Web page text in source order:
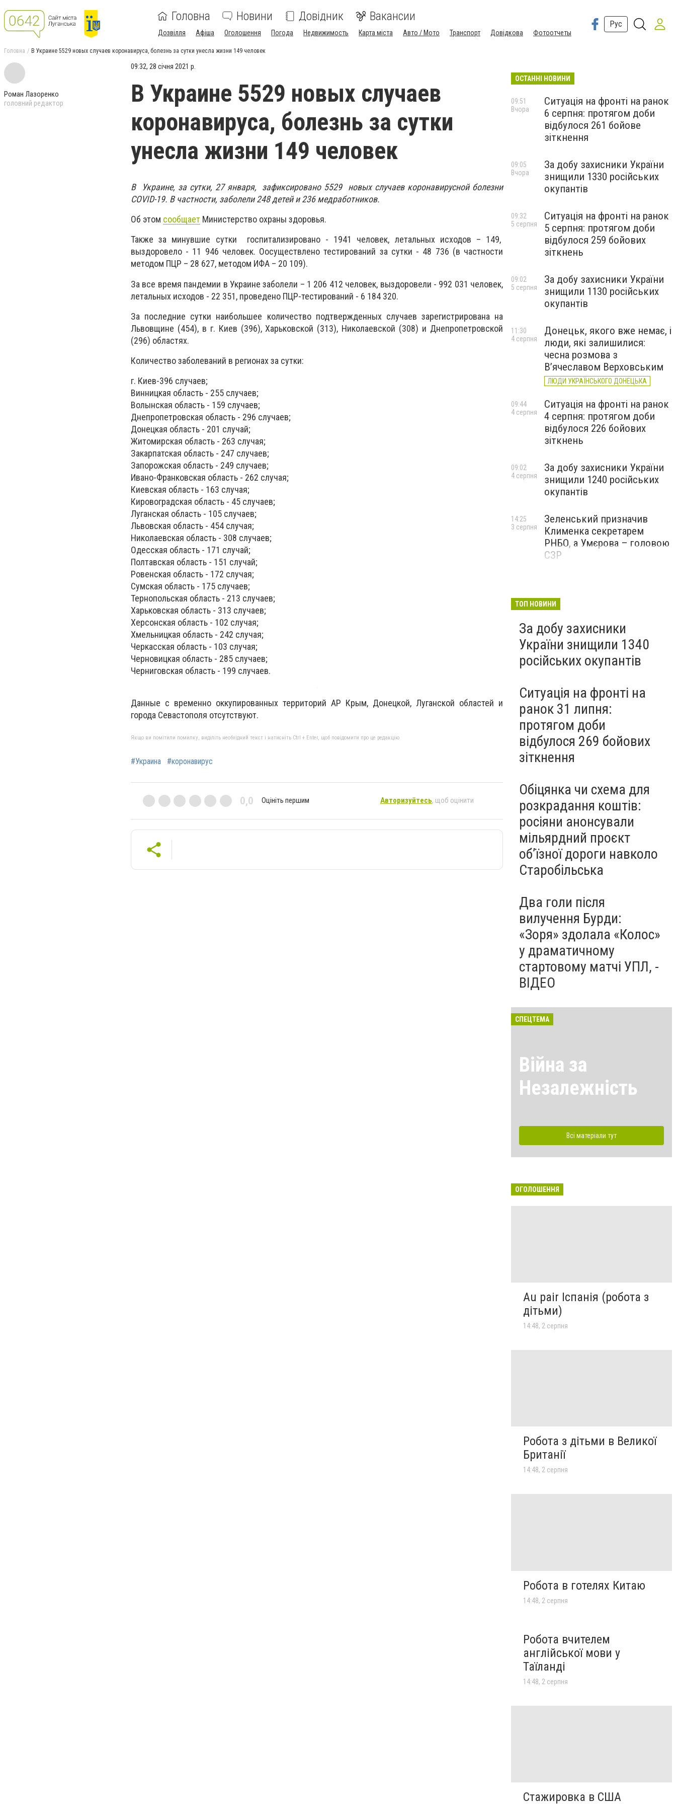
Головна Новини Довідник Вакансии
Дозвілля Афіша Оголошення Погода Недвижимость Карта міста Авто / Мото Транспорт Довідкова Фотоотчеты
Рус
Головна В Украине 5529 новых случаев коронавируса, болезнь за сутки унесла жизни 149 человек
Роман Лазоренко
головний редактор
09:32, 28 січня 2021 р.
В Украине 5529 новых случаев
коронавируса, болезнь за сутки
унесла жизни 149 человек
В Украине, за сутки, 27 января, зафиксировано 5529 новых случаев коронавирусной болезни
COVID-19. В частности, заболели 248 детей и 236 медработников.
Об этом сообщает Министерство охраны здоровья.
Также за минувшие сутки госпитализировано - 1941 человек, летальных исходов – 149,
выздоровело - 11 946 человек. Оосуществлено тестирований за сутки - 48 736 (в частности
методом ПЦР – 28 627, методом ИФА – 20 109).
За все время пандемии в Украине заболели – 1 206 412 человек, выздоровели - 992 031 человек,
летальных исходов - 22 351, проведено ПЦР-тестирований - 6 184 320.
За последние сутки наибольшее количество подтвержденных случаев зарегистрирована на
Львовщине (454), в г. Киев (396), Харьковской (313), Николаевской (308) и Днепропетровской
(296) областях.
Количество заболеваний в регионах за сутки:
г. Киев-396 случаев;
Винницкая область - 255 случаев;
Волынская область - 159 случаев;
Днепропетровская область - 296 случаев;
Донецкая область - 201 случай;
Житомирская область - 263 случая;
Закарпатская область - 247 случаев;
Запорожская область - 249 случаев;
Ивано-Франковская область - 262 случая;
Киевская область - 163 случая;
Кировоградская область - 45 случаев;
Луганская область - 105 случаев;
Львовская область - 454 случая;
Николаевская область - 308 случаев;
Одесская область - 171 случай;
Полтавская область - 151 случай;
Ровенская область - 172 случая;
Сумская область - 175 случаев;
Тернопольская область - 213 случаев;
Харьковская область - 313 случаев;
Херсонская область - 102 случая;
Хмельницкая область - 242 случая;
Черкасская область - 103 случая;
Черновицкая область - 285 случаев;
Черниговская область - 199 случаев.
Данные с временно оккупированных территорий АР Крым, Донецкой, Луганской областей и
города Севастополя отсутствуют.
Якщо ви помітили помилку, виділіть необхідний текст і натисніть Ctrl + Enter, щоб повідомити про це редакцію
#Украина #коронавирус
0,0 Оцініть першим Авторизуйтесь, щоб оцінити
ОСТАННІ НОВИНИ
Ситуація на фронті на ранок
6 серпня: протягом доби
відбулося 261 бойове
зіткнення
09:51
Вчора
За добу захисники України
знищили 1330 російських
окупантів
09:05
Вчора
Ситуація на фронті на ранок
5 серпня: протягом доби
відбулося 259 бойових
зіткнень
09:32
5 серпня
За добу захисники України
знищили 1130 російських
окупантів
09:02
5 серпня
Донецьк, якого вже немає, і
люди, які залишилися:
чесна розмова з
В’ячеславом Верховським
ЛЮДИ УКРАЇНСЬКОГО ДОНЕЦЬКА
11:30
4 серпня
Ситуація на фронті на ранок
4 серпня: протягом доби
відбулося 226 бойових
зіткнень
09:44
4 серпня
За добу захисники України
знищили 1240 російських
окупантів
09:02
4 серпня
Зеленський призначив
Клименка секретарем
РНБО, а Умєрова – головою
СЗР
14:25
3 серпня
ТОП НОВИНИ
За добу захисники
України знищили 1340
російських окупантів
Ситуація на фронті на
ранок 31 липня:
протягом доби
відбулося 269 бойових
зіткнення
Обіцянка чи схема для
розкрадання коштів:
росіяни анонсували
мільярдний проєкт
об’їзної дороги навколо
Старобільська
Два голи після
вилучення Бурди:
«Зоря» здолала «Колос»
у драматичному
стартовому матчі УПЛ, -
ВІДЕО
СПЕЦТЕМА
Війна за
Незалежність
Всі матеріали тут
ОГОЛОШЕННЯ
Au pair Іспанія (робота з
дітьми)
14:48, 2 серпня
Робота з дітьми в Великої
Британії
14:48, 2 серпня
Робота в готелях Китаю
14:48, 2 серпня
Робота вчителем
англійської мови у
Таїланді
14:48, 2 серпня
Стажировка в США